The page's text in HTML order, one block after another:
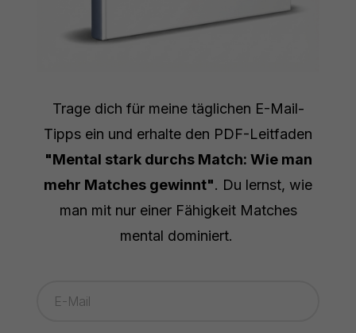
Trage dich für meine täglichen E-Mail-
Tipps ein und erhalte den PDF-Leitfaden
"Mental stark durchs Match: Wie man
mehr Matches gewinnt". Du lernst, wie
man mit nur einer Fähigkeit Matches
mental dominiert.